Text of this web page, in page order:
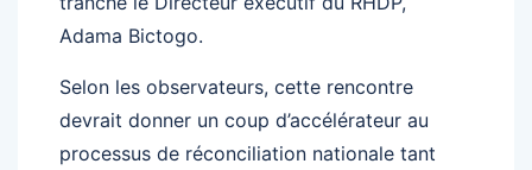
Adama Bictogo.
Selon les observateurs, cette rencontre
devrait donner un coup d’accélérateur au
processus de réconciliation nationale tant